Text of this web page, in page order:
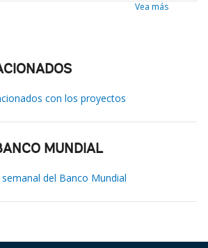
Vea más
con los proyectos
MUNDIAL
del Banco Mundial